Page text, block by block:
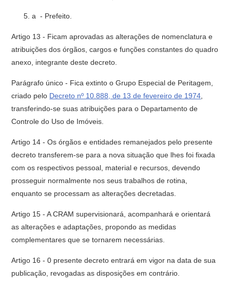
a - Prefeito.
Artigo 13 - Ficam aprovadas as alterações de nomenclatura e
atribui­ções dos órgãos, cargos e funções constantes do quadro
anexo, integrante deste decreto.
Parágrafo único - Fica extinto o Grupo Especial de Peritagem,
criado pelo Decreto nº 10.888, de 13 de fevereiro de 1974
transferindo-se suas atribuições para o Departamento de
Controle do Uso de Imóveis.
Artigo 14 - Os órgãos e entidades remanejados pelo presente
decreto transferem-se para a nova situação que lhes foi fixada
com os respectivos pessoal, material e recursos, devendo
prosseguir normalmente nos seus tra­balhos de rotina,
enquanto se processam as alterações decretadas.
Artigo 15 - A CRAM supervisionará, acompanhará e orientará
as alte­rações e adaptações, propondo as medidas
complementares que se tornarem necessárias.
Artigo 16 - 0 presente decreto entrará em vigor na data de sua
publi­cação, revogadas as disposições em contrário.